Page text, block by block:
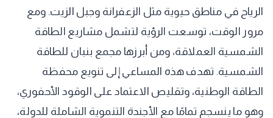
الرياح في مناطق حيوية مثل الزعفرانة وجبل الزيت. ومع
مرور الوقت، توسعت الرؤية لتشمل مشاريع الطاقة
الشمسية العملاقة، ومن أبرزها مجمع بنبان للطاقة
الشمسية. تهدف هذه المساعي إلى تنويع محفظة
الطاقة الوطنية، وتقليص الاعتماد على الوقود الأحفوري،
وهو ما ينسجم تمامًا مع الأجندة التنموية الشاملة للدولة،